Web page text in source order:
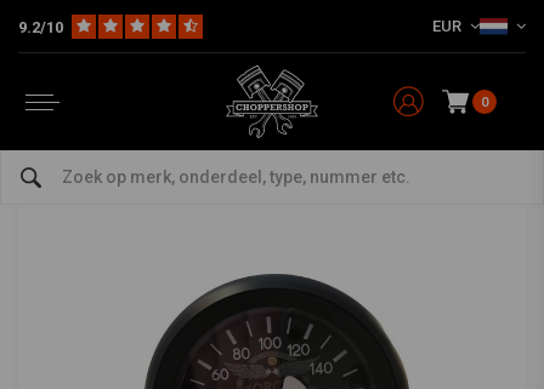
9.2/10 EUR
0
Multi-fit Tellers 60MM BMW Kilometerteller Zwart + 4 Extra Functies
60MM BMW Kilometerteller Zwart + 4 Extra
Functies